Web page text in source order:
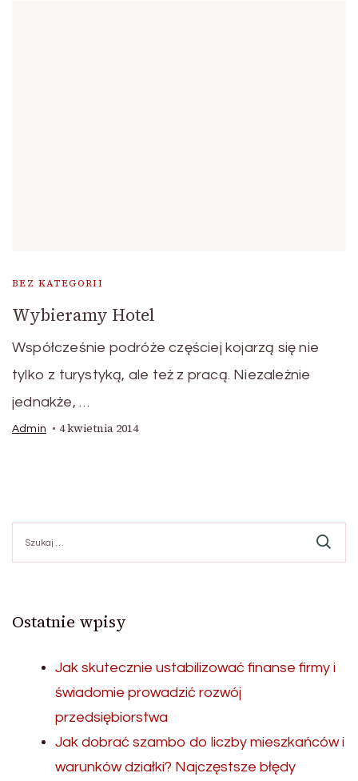
BEZ KATEGORII
Wybieramy Hotel
Współcześnie podróże częściej kojarzą się nie
tylko z turystyką, ale też z pracą. Niezależnie
jednakże, …
Admin 4 kwietnia 2014
Ostatnie wpisy
Jak skutecznie ustabilizować finanse firmy i
świadomie prowadzić rozwój
przedsiębiorstwa
Jak dobrać szambo do liczby mieszkańców i
warunków działki? Najczęstsze błędy